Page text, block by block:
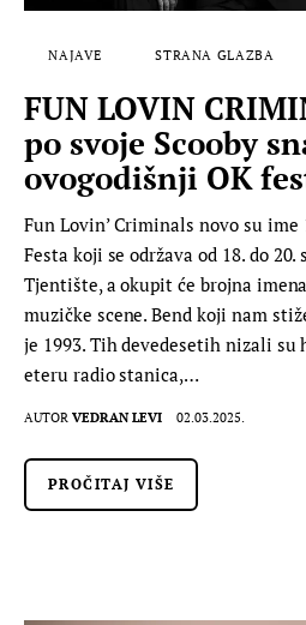
NAJAVE STRANA GLAZBA
FUN LOVIN
po svoje Scooby
ovogodišnji OK
Fun Lovin’ Criminals novo su ime
Festa koji se održava od 18. do
Tjentište, a okupit će brojna
muzičke scene. Bend koji nam
je 1993. Tih devedesetih nizali
eteru radio stanica,…
AUTOR VEDRAN LEVI 02.03.2025.
PROČITAJ VIŠE